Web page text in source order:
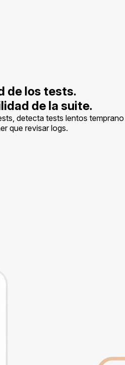
de los tests.
de la suite.
detecta tests lentos temprano
que revisar logs.